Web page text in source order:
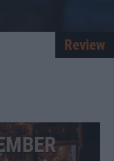
Review